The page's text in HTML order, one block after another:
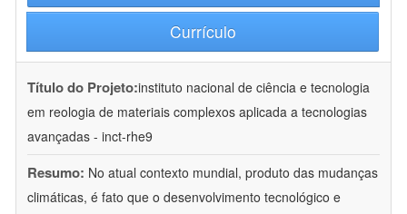
Currículo
Título do Projeto:instituto nacional de ciência e tecnologia
em reologia de materiais complexos aplicada a tecnologias
avançadas - inct-rhe9
Resumo: No atual contexto mundial, produto das mudanças
climáticas, é fato que o desenvolvimento tecnológico e